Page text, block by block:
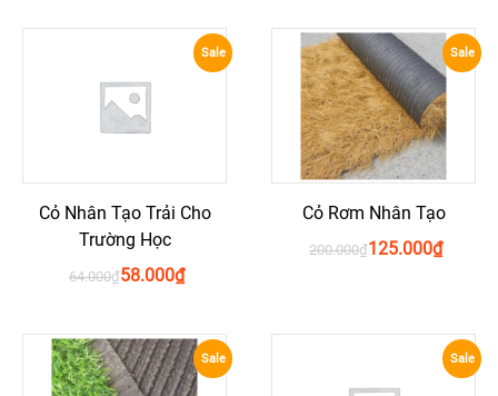
Sale
Cỏ Nhân Tạo Trải Cho
Trường Học
₫
64.000 ₫
58.000
Sale
Cỏ Rơm Nhân Tạo
₫
200.000 ₫
125.000
Sale Sale